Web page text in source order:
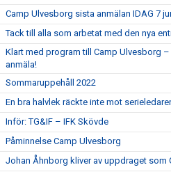
Camp Ulvesborg sista anmälan IDAG 7
Tack till alla som arbetat med den nya
Klart med program till Camp Ulvesborg
anmäla!
Sommaruppehåll 2022
En bra halvlek räckte inte mot
Inför: TG&IF – IFK Skövde
Påminnelse Camp Ulvesborg
Johan Åhnborg kliver av uppdraget som